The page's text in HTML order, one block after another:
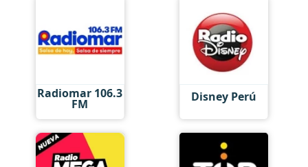
Radiomar 106.3
FM Disney Perú